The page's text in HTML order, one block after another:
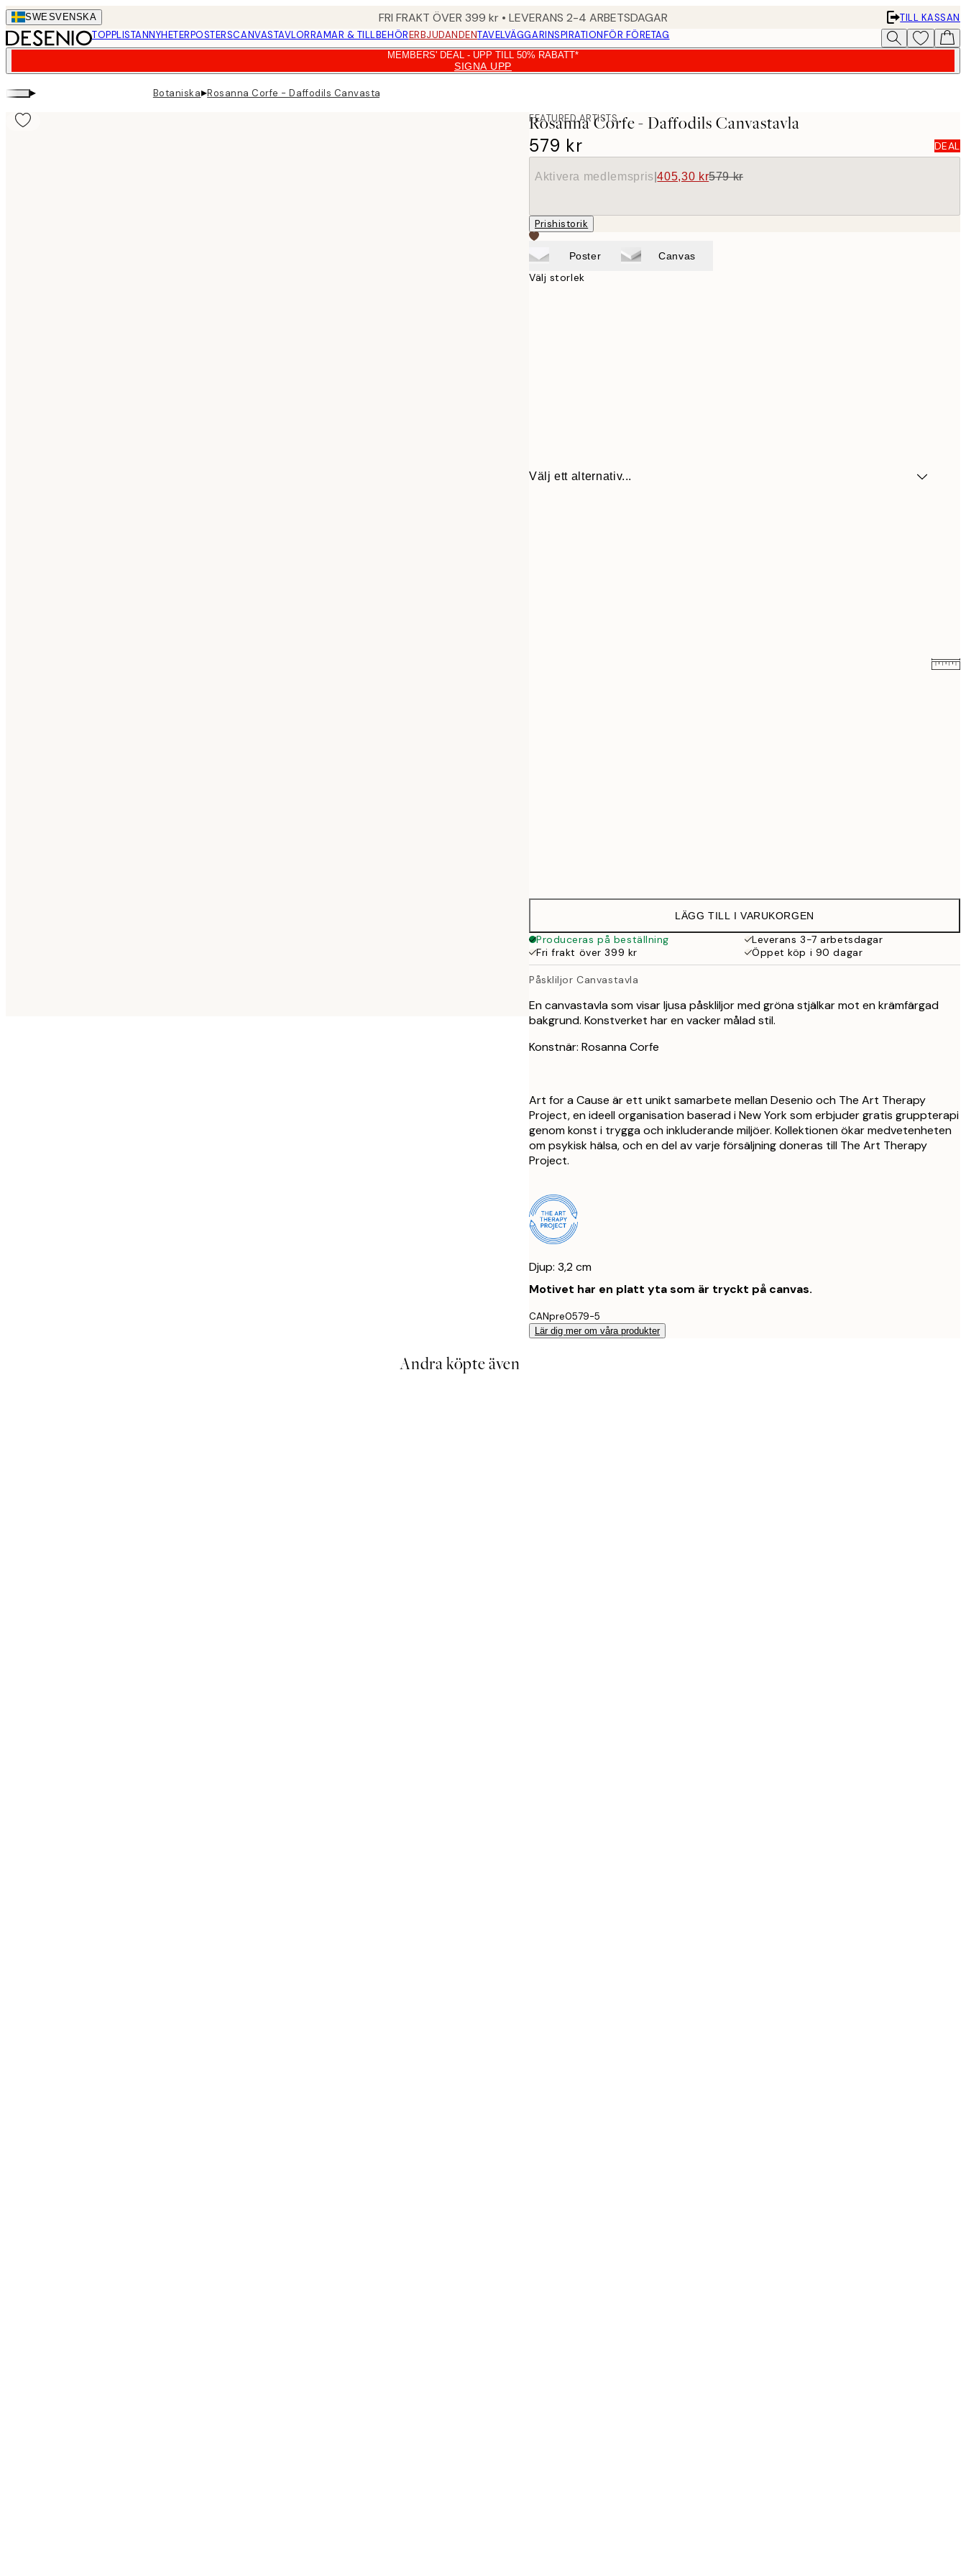
Skip
to
main
SWESVENSKA FRI FRAKT ÖVER 399 kr • LEVERANS 2-4 ARBETSDAGAR
TILL KASSAN
TOPPLISTANNYHETERPOSTERSCANVASTAVLORRAMAR & TILLBEHÖRERBJUDANDENTAVELVÄGGARINSPIRATIONFÖR FÖRETAG
MEMBERS' DEAL - UPP TILL 50% RABATT*
SIGNA UPP
▸ Botaniska▸Rosanna Corfe - Daffodils Canvastavla
FEATURED ARTISTS
Rosanna Corfe - Daffodils Canvastavla
579 kr
DEAL
Aktivera medlemspris |405,30 kr579 kr
Prishistorik
Poster Canvas
Välj storlek
Välj ett alternativ...
LÄGG TILL I VARUKORGEN
Produceras på beställning
Leverans 3-7 arbetsdagar
Fri frakt över 399 kr
Öppet köp i 90 dagar
Påskliljor Canvastavla
En canvastavla som visar ljusa påskliljor med gröna stjälkar mot en krämfärgad
bakgrund. Konstverket har en vacker målad stil.
Konstnär: Rosanna Corfe
Art for a Cause är ett unikt samarbete mellan Desenio och The Art Therapy
Project, en ideell organisation baserad i New York som erbjuder gratis gruppterapi
genom konst i trygga och inkluderande miljöer. Kollektionen ökar medvetenheten
om psykisk hälsa, och en del av varje försäljning doneras till The Art Therapy
Project.
Djup: 3,2 cm
Motivet har en platt yta som är tryckt på canvas.
CANpre0579-5
Lär dig mer om våra produkter
Andra köpte även